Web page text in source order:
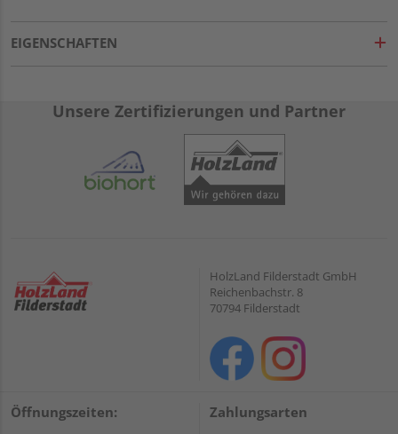
EIGENSCHAFTEN
Unsere Zertifizierungen und Partner
HolzLand Filderstadt GmbH
Reichenbachstr. 8
70794 Filderstadt
Öffnungszeiten: Zahlungsarten